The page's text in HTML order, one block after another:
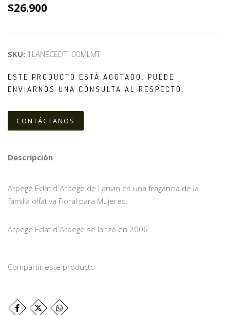
$26.900
SKU: 1LANECEDT100MLMT
ESTE PRODUCTO ESTÁ AGOTADO. PUEDE
ENVIARNOS UNA CONSULTA AL RESPECTO.
CONTÁCTANOS
Descripción
Arpege Eclat d`Arpege de Lanvin es una fragancia de la
familia olfativa Floral para Mujeres.
Arpege Eclat d`Arpege se lanzó en 2006.
Compartir este producto